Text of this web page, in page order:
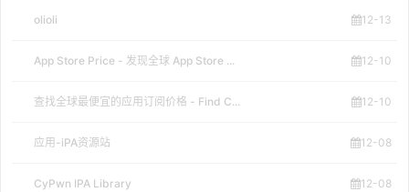
olioli 12-13
App Store Price - 发现全球 App Store ... 12-10
查找全球最便宜的应用订阅价格 - Find C... 12-10
应用-iPA资源站 12-08
CyPwn IPA Library 12-08